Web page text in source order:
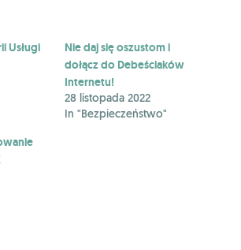
Usługi
Nie daj się oszustom i
dołącz do Debeściaków
Internetu!
28 listopada 2022
In "Bezpieczeństwo"